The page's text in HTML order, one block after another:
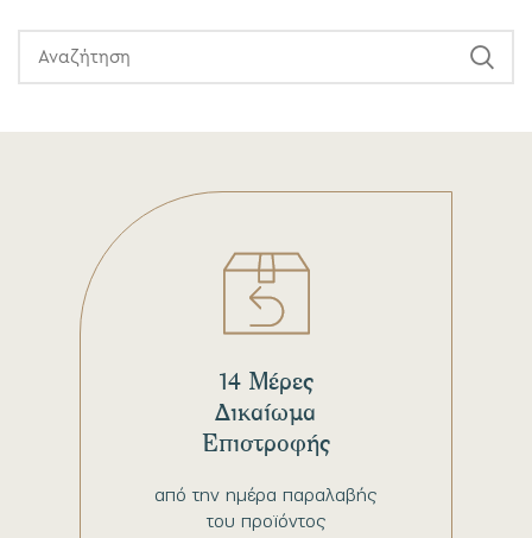
από την ημέρα παραλαβής
του προϊόντος
14 Μέρες
Δικαίωμα
Επιστροφής